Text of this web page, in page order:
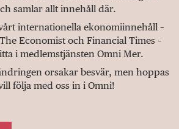
samlar allt innehåll där.
internationella ekonomiinnehåll –
Economist och Financial Times –
i medlemstjänsten Omni Mer.
orsakar besvär, men hoppas
följa med oss in i Omni!